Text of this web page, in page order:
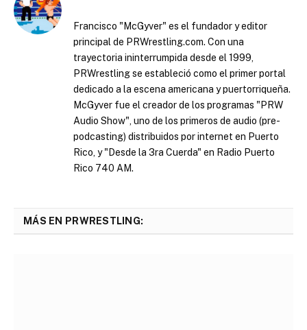
Francisco "McGyver" es el fundador y editor
principal de PRWrestling.com. Con una
trayectoria ininterrumpida desde el 1999,
PRWrestling se estableció como el primer portal
dedicado a la escena americana y puertorriqueña.
McGyver fue el creador de los programas "PRW
Audio Show", uno de los primeros de audio (pre-
podcasting) distribuidos por internet en Puerto
Rico, y "Desde la 3ra Cuerda" en Radio Puerto
Rico 740 AM.
MÁS EN PRWRESTLING: